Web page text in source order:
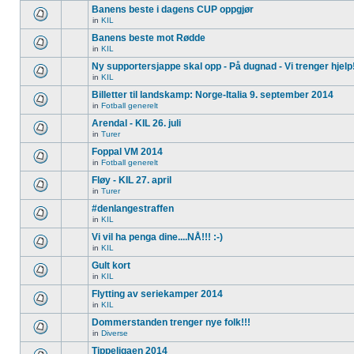
Banens beste i dagens CUP oppgjør
in KIL
Banens beste mot Rødde
in KIL
Ny supportersjappe skal opp - På dugnad - Vi trenger
in KIL
Billetter til landskamp: Norge-Italia 9. september 2014
in Fotball generelt
Arendal - KIL 26. juli
in Turer
Foppal VM 2014
in Fotball generelt
Fløy - KIL 27. april
in Turer
#denlangestraffen
in KIL
Vi vil ha penga dine....NÅ!!! :-)
in KIL
Gult kort
in KIL
Flytting av seriekamper 2014
in KIL
Dommerstanden trenger nye folk!!!
in Diverse
Tippeligaen 2014